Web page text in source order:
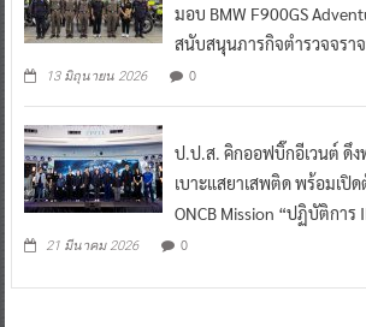
มอบ BMW F900GS
สนับสนุนภารกิจตำรวจจราจ
13 มิถุนายน 2026 0
ป.ป.ส. คิกออฟบิ๊กอีเวนต์ ดึง
เบาะแสยาเสพติด พร้อมเปิ
ONCB Mission “ปฏิบัติการ
21 มีนาคม 2026 0